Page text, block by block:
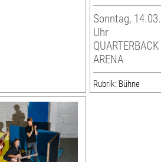
Sonntag,
Uhr
ARENA
Rubrik: Bühne